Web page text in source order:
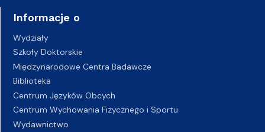
Informacje o
Wydziały
Szkoły Doktorskie
Międzynarodowe Centra Badawcze
Biblioteka
Centrum Języków Obcych
Centrum Wychowania Fizycznego i Sportu
Wydawnictwo